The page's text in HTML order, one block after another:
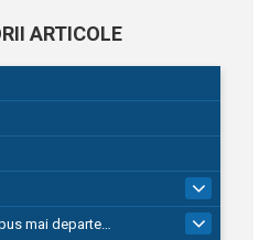
ARTICOLE
mai departe…